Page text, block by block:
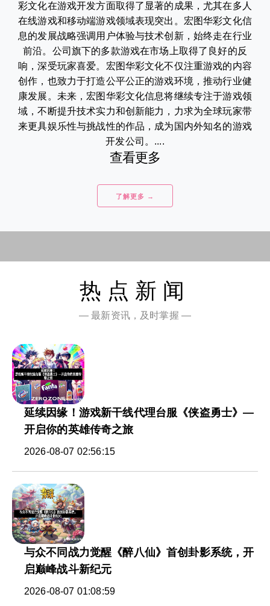
彩文化在游戏开发方面取得了显著的成果，尤其在多人
在线游戏和移动端游戏领域表现突出。宏图华彩文化信
息的发展战略强调用户体验与技术创新，始终走在行业
前沿。公司旗下的多款游戏在市场上取得了良好的反
响，深受玩家喜爱。宏图华彩文化不仅注重游戏的内容
创作，也致力于打造公平公正的游戏环境，推动行业健
康发展。未来，宏图华彩文化信息将继续专注于游戏领
域，不断提升技术实力和创新能力，力求为全球玩家带
来更具娱乐性与挑战性的作品，成为国内外知名的游戏
开发公司。....
查看更多
了解更多 →
热点新闻
— 最新资讯，及时掌握 —
延续因缘！游戏新干线代理台服《侠盗勇士》—
开启你的英雄传奇之旅
2026-08-07 02:56:15
与众不同战力觉醒《醉八仙》首创卦影系统，开
启巅峰战斗新纪元
2026-08-07 01:08:59